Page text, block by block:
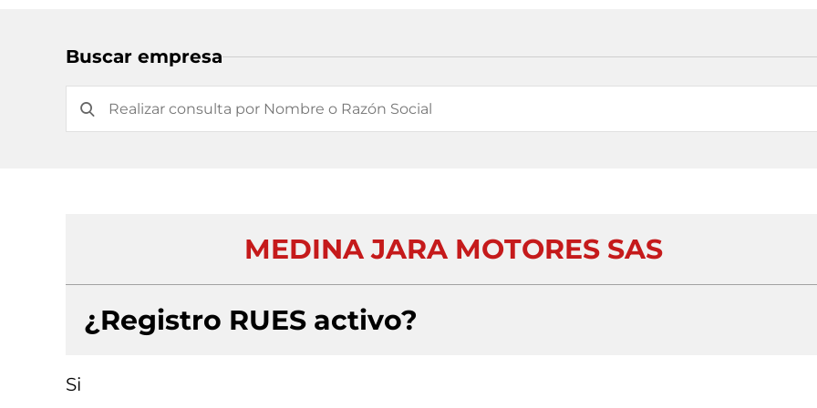
Buscar empresa
MEDINA JARA MOTORES SAS
¿Registro RUES activo?
Si